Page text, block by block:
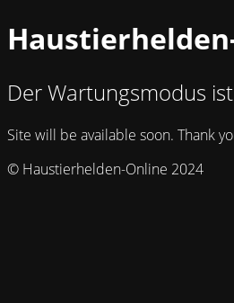
Der Wartungsmodus
Site will be available soon. Thank
© Haustierhelden-Online 2024